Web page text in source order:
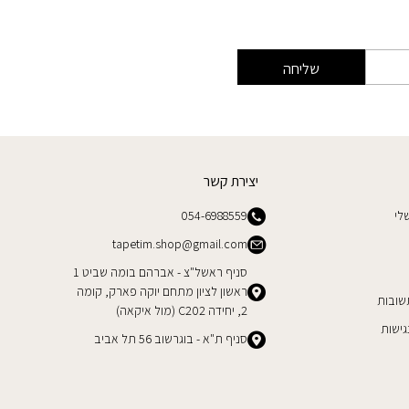
שליחה
יצירת קשר
054-6988559
tapetim.shop@gmail.com
סניף ראשל"צ - אברהם בומה שביט 1
ראשון לציון מתחם יוקה פארק, קומה
2, יחידה C202 (מול איקאה)
סניף ת"א - בוגרשוב 56 תל אביב